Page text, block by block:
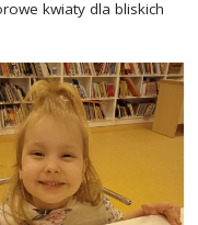
kwiaty dla bliskich